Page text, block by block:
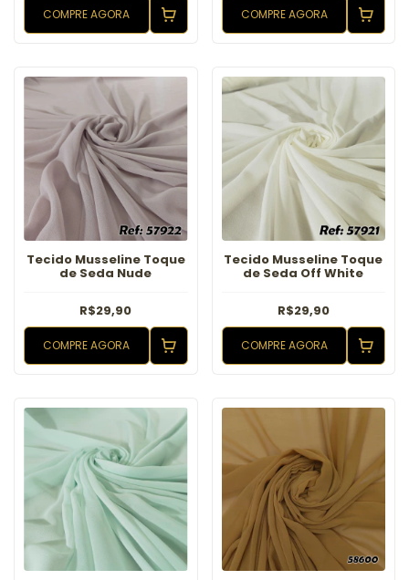
COMPRE AGORA COMPRE AGORA
Tecido Musseline Toque
de Seda Nude
R$29,90
COMPRE AGORA
Tecido Musseline Toque
de Seda Off White
R$29,90
COMPRE AGORA